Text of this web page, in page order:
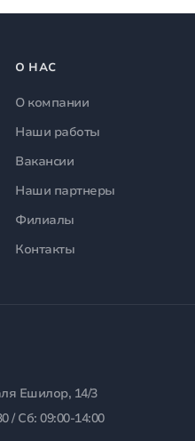
О НАС
О компании
Наши работы
Вакансии
Наши партнеры
Филиалы
Контакты
Ешилор, 14/3
/ Сб: 09:00-14:00